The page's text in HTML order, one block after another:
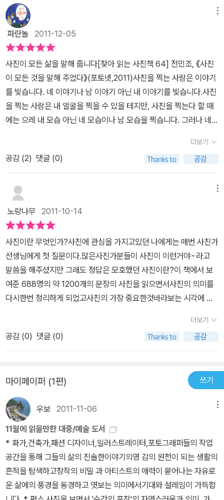
고정되었다. 비장하게 사진에 일생을 걸었던 사진기자로부터 사진을
대중 호도의 수단으로 사용했던 독재자까지 다양한 사람들이 사진을
말한다. 그 속에서 사진은 진실을 전하는 강력한 무기가 되기도 하고,
그 한 장이 아니었다면 영원히 잊혔을 어떤 존재의 증명이기도 하며,
문자로는 설명하기 힘든 시각적 사실의 명쾌한 기록이 되기도 하며,
때론 거짓을 말하기도 한다. 이런 채집에는 늘 오해의 위험이 따른다
는 것을 우리는 경험으로 알고 있다. 말 옮기기 놀이의 결과가 때론 엉
뚱한 것처럼, 신문의 기사, 인터뷰, 책의 인용 등을 거쳐 믿을 만한 말
들을 애써 모았음에도 어쩔 수 없이 말의 일부를 원 맥락에서 떼어냈
이다. 그리고 무엇보다 사진이 우리에게 줄 수 있는 많은 기능과 의미
파란놀 2011-12-05
사진이 모든 삶을 말해 줍니다[찾아 읽는 사진책 64] 전민조, 《사진
이 모든 것을 말해 주었다》(포토넷,2011)사진을 찍는 사람은 이야기
를 빚습니다. 네 이야기나 남 이야기 아닌 내 이야기를 빚습니다.사진
을 찍는 사람은 내 얼굴을 찍을 수 있을 테지만, 사진을 찍는다 할 때
에는 으레 내 모습 아닌 네 모습이나 남 모습을 찍습니다. 그러나 네
네 모습이나 남 모습을 찍는 사진이라지만, 언제나 내가 바라보는 모
습입니다. 내가 느끼는 모습이요, 내가 사랑하는 모습입니다.누가 나
한테 사랑해 달라 바라기 때문에 찍는 사진이 아닙니다. 나 스스로 사
랑이 샘솟기에 찍는 사진입니다. 누가 나한테 사랑을 베풀었기에 고
로 사진을 찍습니다.사진쟁이 전민조 님이 쓰고 엮은 《사진이 모든 것
을 말해 주었다》(포토넷,2011)는 모두 육백여든여덟 사람이 사진을
놓고 읊은 말마디를 그러모읍니다. 육백여든여섯 가운데에는 사진쟁
이가 있고, 그림쟁이가 있으며, 영화쟁이가 있습니다. 사진하고 동떨
어진 일을 하는 사람이 있으며, 회사를 꾸리는 사장이 있고, 모델이나
글쟁이가 있습니다. 사진을 찍는 사람이든 사진으로 찍히는 사람이
든, 저마다 다 다른 자리에서 저마다 다 다른 삶을 일구는 이야기를 저
마다 다 다른 목소리로 들려줍니다.“사진 작업을 하는 이유는 나 자신
과 주변 세상에 대해서 배울 점이 있기 때문이다(나오미 해리스/34
배웁니다.“사진의 주제는 사진보다 더욱 중요하다(다이안 아버스/4
9쪽).”는 말마따나, 무엇을 찍느냐를 헤아릴 노릇입니다. 사진이냐 아
니냐, 사진문화냐 아니냐, 사진예술이냐 아니냐는 대수롭지 않습니
다. 사진비평을 받아야 하지 않습니다. 사진역사에 남아야 하지 않습
니다. 사진기를 손에 쥔 내가 무엇을 왜 찍느냐 하는 대목을 살필 노릇
입니다.“대부분의 전쟁 사진가는 전쟁을 즐기고 있다(도널드 맥콜린/
66쪽).”는 말 그대로, 전쟁을 사진으로 담는 사람은 전쟁을 즐길밖에
없습니다. 알몸을 사진으로 찍을 때에는 알몸을 즐깁니다. 패션사진
을 하는 사람은 패션을 즐깁니다. 다큐사진을 하는 사람은 다큐멘터
더보기
공감 (2) 댓글 (0)
노랑나무 2011-10-14
사진이란 무엇인가?사진에 관심을 가지고있던 나에게는 매번 사진가
선생님에게 첫 질문이다.많은사진가분들이 사진이 이런거야~라고
말씀을 해주셨지만 그래도 정답은 모호했던 사진이란?이 책에서 보
여준 688명의 약 1200개의 문장의 사진을 읽으면서사진의 의미를
다시한번 정리하게 되었고사진의 가장 중요한것바라보는 시각에 대
더보기
공감 (0) 댓글 (0)
마이페이퍼 (1편) 쓰기
우보 2011-11-06
11월에 읽을만한 대중/예술 도서
* 화가,건축가,패션 디자이너,일러스트레이터,포토그래퍼들의 작업
공간을 통해 그들의 삶의 진솔한이야기의영 감의 원천이 되는 생활의
흔적을 탐색하고창작의 비밀 과 아티스트의 매력이 묻어나는 자유로
운 삶에의 풍경을 동경하고 엿보는 의미에서기대와 설레임이 가득합